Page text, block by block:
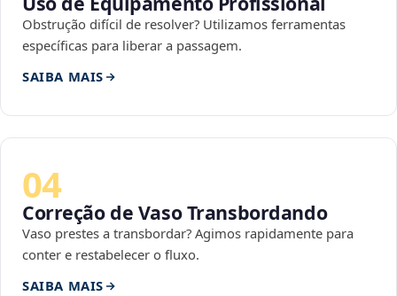
Obstrução difícil de resolver? Utilizamos ferramentas
específicas para liberar a passagem.
SAIBA MAIS
04
Correção de Vaso Transbordando
Vaso prestes a transbordar? Agimos rapidamente para
conter e restabelecer o fluxo.
SAIBA MAIS